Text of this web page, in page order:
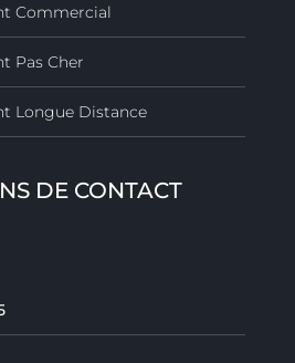
Commercial
Pas Cher
Longue Distance
DE CONTACT